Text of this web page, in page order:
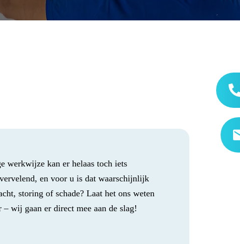
werkwijze kan er helaas toch iets
en voor u is dat waarschijnlijk
storing of schade? Laat het ons weten
wij gaan er direct mee aan de slag!